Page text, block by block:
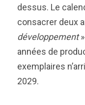
dessus. Le
consacrer deux
développement
années de
exemplaires
2029.